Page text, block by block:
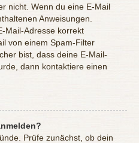
nicht. Wenn du eine E-Mail
Anweisungen.
Mail-Adresse korrekt
von einem Spam-Filter
bist, dass deine E-Mail-
dann kontaktiere einen
Prüfe zunächst, ob dein